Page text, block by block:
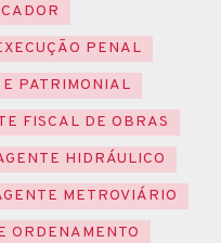
PENAL
PATRIMONIAL
FISCAL DE OBRAS
HIDRÁULICO
METROVIÁRIO
ORDENAMENTO